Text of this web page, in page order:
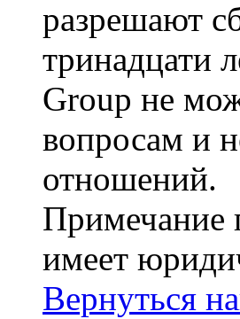
разрешают
тринадцати
Group не
вопросам и
отношений.
Примечание
имеет
Вернуться